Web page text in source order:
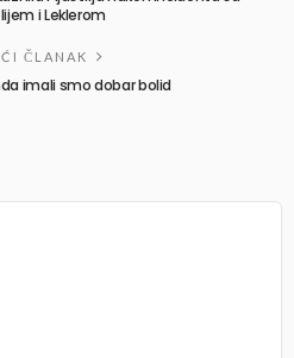
i Leklerom
ČLANAK
imali smo dobar bolid